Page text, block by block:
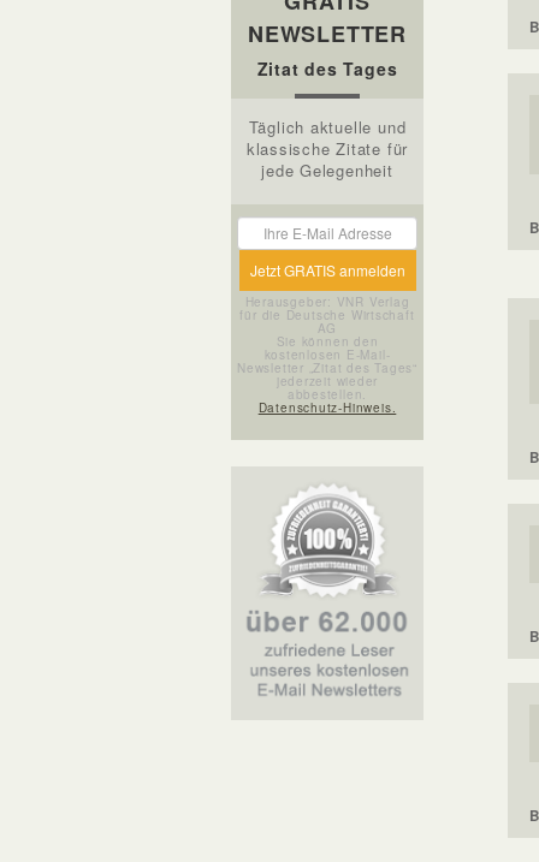
NEWSLETTER
Zitat des Tages
Täglich aktuelle und
klassische Zitate für
jede Gelegenheit
Herausgeber: VNR Verlag
für die Deutsche Wirtschaft
AG
Sie können den
kostenlosen E-Mail-
Newsletter „Zitat des Tages“
jederzeit wieder
abbestellen.
Datenschutz-Hinweis.